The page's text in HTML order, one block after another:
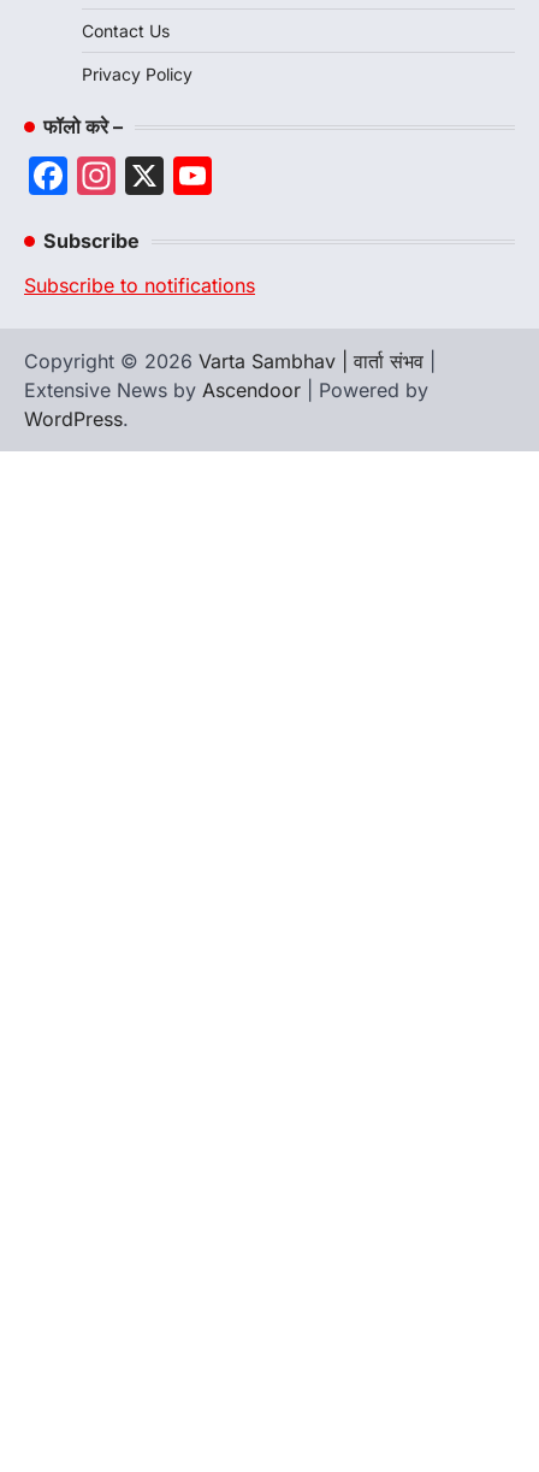
Contact Us
Privacy Policy
फॉलो करे –
Facebook
Instagram
X
Subscribe
Subscribe to notifications
Copyright © 2026 Varta Sambhav | वार्ता संभव
Extensive News by Ascendoor | Powered by
WordPress.